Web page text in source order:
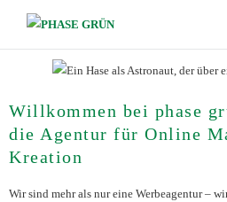
Willkommen bei phase
die Agentur für Online
Kreation
Wir sind mehr als nur eine Werbeagentur –